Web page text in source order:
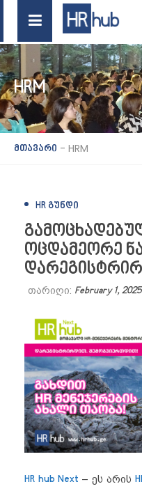
HRM
მთავარი - HRM
HR ᲒᲣᲜᲓᲘ
ოცდამეორე
თარიღი: February 1, 2025
HR hub Next – ეს არის